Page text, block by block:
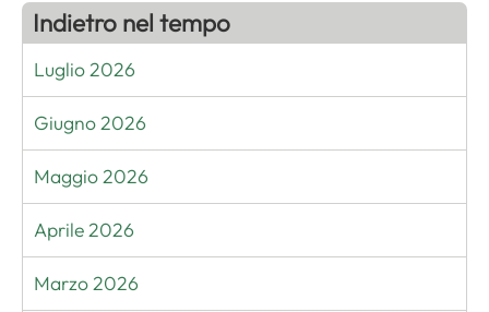
Indietro nel tempo
Luglio 2026
Giugno 2026
Maggio 2026
Aprile 2026
Marzo 2026